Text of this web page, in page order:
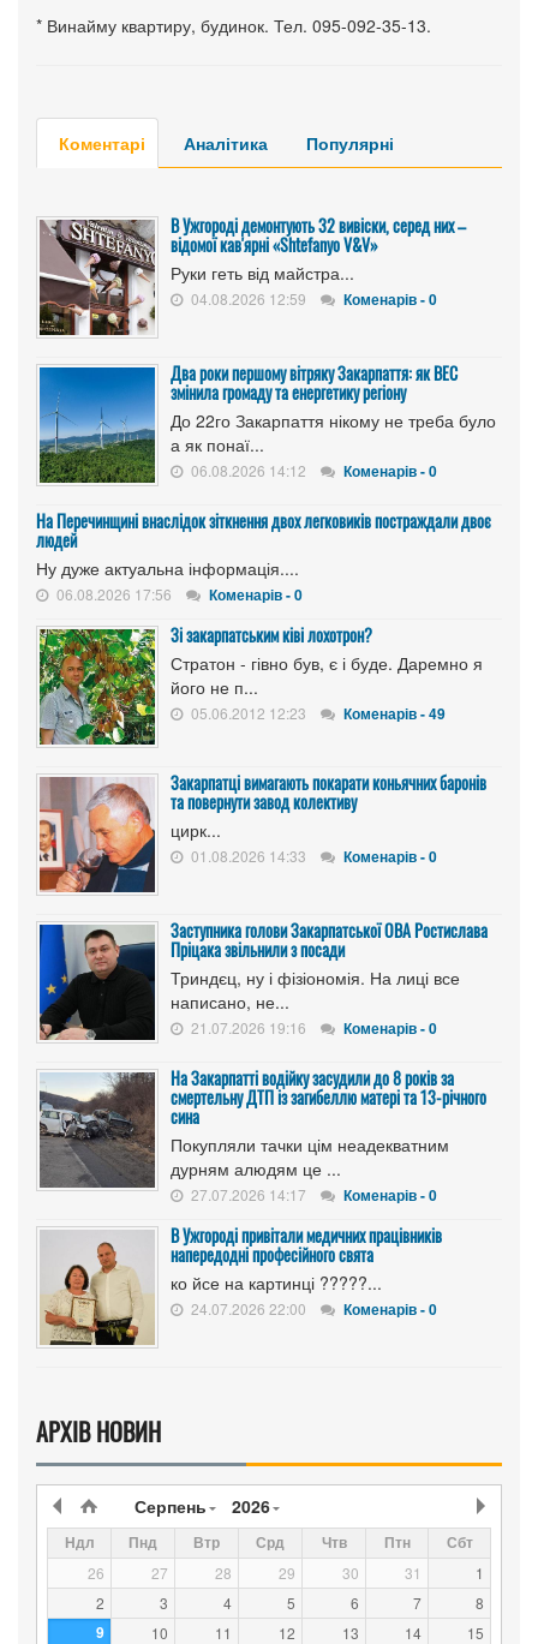
* Винайму квартиру, будинок. Тел. 095-092-35-13.
Коментарі Аналітика Популярні
В Ужгороді демонтують 32 вивіски, серед них –
відомої кав'ярні «Shtefanyo V&V»
Руки геть від майстра...
04.08.2026 12:59 Коменарів - 0
Два роки першому вітряку Закарпаття: як ВЕС
змінила громаду та енергетику регіону
До 22го Закарпаття нікому не треба було
а як понаї...
06.08.2026 14:12 Коменарів - 0
На Перечинщині внаслідок зіткнення двох легковиків постраждали двоє
людей
Ну дуже актуальна інформація....
06.08.2026 17:56 Коменарів - 0
Зі закарпатським ківі лохотрон?
Стратон - гівно був, є і буде. Даремно я
його не п...
05.06.2012 12:23 Коменарів - 49
Закарпатці вимагають покарати коньячних баронів
та повернути завод колективу
цирк...
01.08.2026 14:33 Коменарів - 0
Заступника голови Закарпатської ОВА Ростислава
Пріцака звільнили з посади
Триндєц, ну і фізіономія. На лиці все
написано, не...
21.07.2026 19:16 Коменарів - 0
На Закарпатті водійку засудили до 8 років за
смертельну ДТП із загибеллю матері та 13-річного
сина
Покупляли тачки цім неадекватним
дурням алюдям це ...
27.07.2026 14:17 Коменарів - 0
В Ужгороді привітали медичних працівників
напередодні професійного свята
ко йсе на картинці ?????...
24.07.2026 22:00 Коменарів - 0
АРХІВ НОВИН
Серпень 2026
Ндл Пнд Втр Срд Чтв Птн Сбт
26 27 28 29 30 31
1
2
3 4 5 6 7 8
9 10 11 12 13 14
15